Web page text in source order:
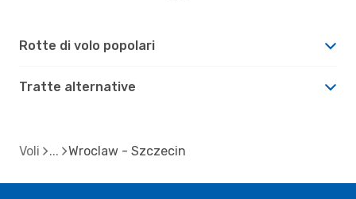
Rotte di volo popolari
Tratte alternative
Voli Wroclaw - Szczecin